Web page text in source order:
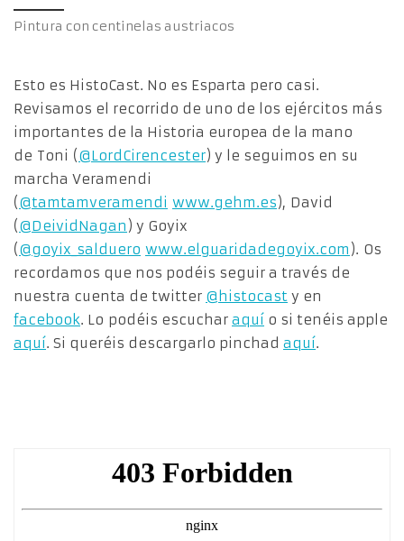
Pintura con centinelas austriacos
Esto es HistoCast. No es Esparta pero casi.
Revisamos el recorrido de uno de los ejércitos más
importantes de la Historia europea de la mano
de Toni (@LordCirencester) y le seguimos en su
marcha Veramendi
(@tamtamveramendi www.gehm.es), David
(@DeividNagan ) y Goyix
(@goyix_salduero www.elguaridadegoyix.com ). Os
recordamos que nos podéis seguir a través de
nuestra cuenta de twitter @histocast y en
facebook. Lo podéis escuchar aquí o si tenéis apple
aquí. Si queréis descargarlo pinchad aquí.